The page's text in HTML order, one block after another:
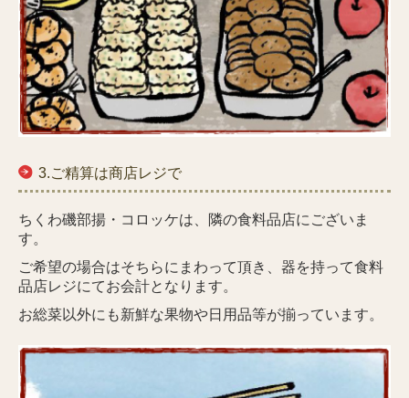
3.ご精算は商店レジで
ちくわ磯部揚・コロッケは、隣の食料品店にございま
す。
ご希望の場合はそちらにまわって頂き、 器を持って食料
品店レジにてお会計となります。
お総菜以外にも新鮮な果物や日用品等が揃っています。